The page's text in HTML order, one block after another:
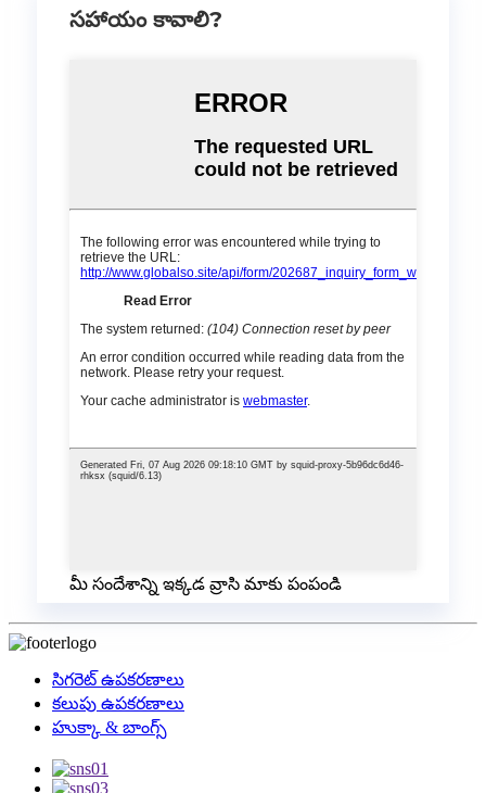
సహాయం కావాలి?
మీ సందేశాన్ని ఇక్కడ వ్రాసి మాకు పంపండి
సిగరెట్ ఉపకరణాలు
కలుపు ఉపకరణాలు
హుక్కా & బాంగ్స్